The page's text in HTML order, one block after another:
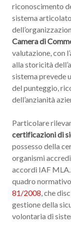
riconoscimento
sistema
Camera di
valutazione, con
alla storicità
sistema prevede
del punteggio,
dell’anzianità
Particolare
certificazioni di
possesso della
organismi
accordi IAF
quadro
81/2008, che
gestione della
volontaria di